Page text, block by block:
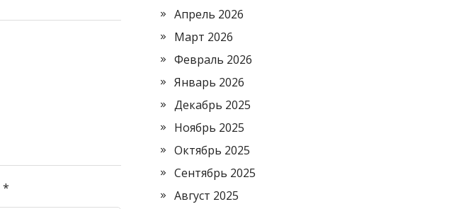
*
Апрель 2026
Март 2026
Февраль 2026
Январь 2026
Декабрь 2025
Ноябрь 2025
Октябрь 2025
Сентябрь 2025
Август 2025